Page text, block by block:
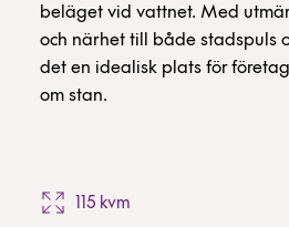
beläget vid vattnet. Med
och närhet till både stadspuls
det en idealisk plats för
om stan.
115 kvm